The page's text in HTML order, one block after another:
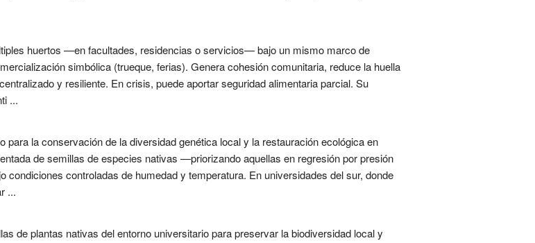
huertos —en facultades, residencias o servicios— bajo un mismo marco de
simbólica (trueque, ferias). Genera cohesión comunitaria, reduce la huella
y resiliente. En crisis, puede aportar seguridad alimentaria parcial. Su
...
la conservación de la diversidad genética local y la restauración ecológica en
de semillas de especies nativas —priorizando aquellas en regresión por presión
controladas de humedad y temperatura. En universidades del sur, donde
...
de plantas nativas del entorno universitario para preservar la biodiversidad local y